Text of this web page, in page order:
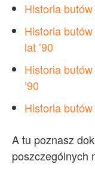
Historia
Historia
lat ’90
Historia
’90
Historia
A tu poznasz
poszczególnych